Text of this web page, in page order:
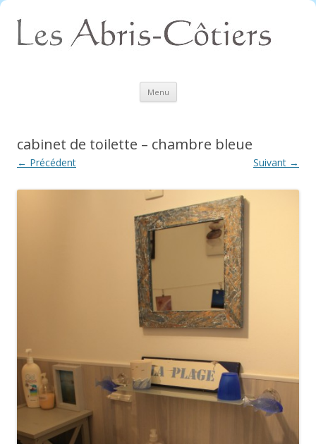
Menu Aller
contenu
cabinet de toilette – chambre bleue
← Précédent Suivant →